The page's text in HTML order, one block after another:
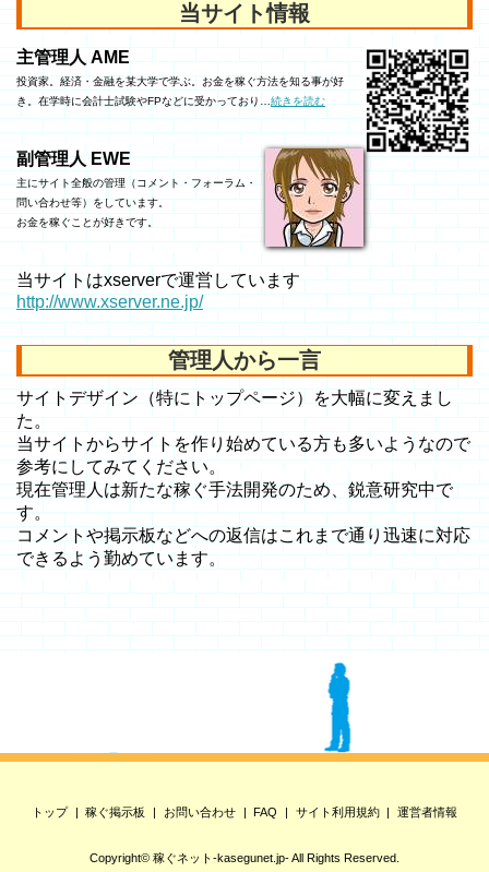
当サイト情報
主管理人 AME
投資家。経済・金融を某大学で学ぶ。お金を稼ぐ方法を知る事が好
き。在学時に会計士試験やFPなどに受かっており…続きを読む
副管理人 EWE
主にサイト全般の管理（コメント・フォーラム・
問い合わせ等）をしています。
お金を稼ぐことが好きです。
当サイトはxserverで運営しています
http://www.xserver.ne.jp/
管理人から一言
サイトデザイン（特にトップページ）を大幅に変えまし
た。
当サイトからサイトを作り始めている方も多いようなので
参考にしてみてください。
現在管理人は新たな稼ぐ手法開発のため、鋭意研究中で
す。
コメントや掲示板などへの返信はこれまで通り迅速に対応
できるよう勤めています。
トップ 稼ぐ掲示板 お問い合わせ FAQ サイト利用規約 運営者情報
Copyright© 稼ぐネット-kasegunet.jp-All Rights Reserved.